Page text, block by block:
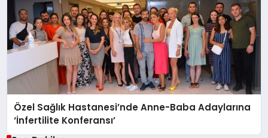
Özel Sağlık Hastanesi’nde Anne-Baba Adaylarına
‘İnfertilite Konferansı’